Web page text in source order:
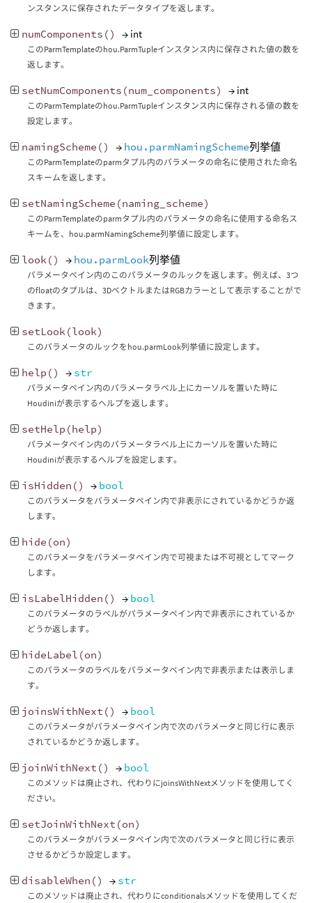
ンスタンスに保存されたデータタイプを返します。
numComponents () → int
このParmTemplateのhou.ParmTupleインスタンス内に保存された値の数を
返します。
setNumComponents (num_components) → int
このParmTemplateのhou.ParmTupleインスタンス内に保存される値の数を
設定します。
namingScheme () → hou.parmNamingScheme列挙値
このParmTemplateのparmタプル内のパラメータの命名に使用された命名
スキームを返します。
setNamingScheme (naming_scheme)
このParmTemplateのparmタプル内のパラメータの命名に使用する命名ス
キームを、hou.parmNamingScheme列挙値に設定します。
look() → hou.parmLook列挙値
パラメータペイン内のこのパラメータのルックを返します。例えば、3つ
のfloatのタプルは、3DベクトルまたはRGBカラーとして表示することがで
きます。
setLook(look)
このパラメータのルックをhou.parmLook列挙値に設定します。
help () → str
パラメータペイン内のパラメータラベル上にカーソルを置いた時に
Houdiniが表示するヘルプを返します。
setHelp (help)
パラメータペイン内のパラメータラベル上にカーソルを置いた時に
Houdiniが表示するヘルプを設定します。
isHidden () → bool
このパラメータをパラメータペイン内で非表示にされているかどうか返
します。
hide (on)
このパラメータをパラメータペイン内で可視または不可視としてマーク
します。
isLabelHidden () → bool
このパラメータのラベルがパラメータペイン内で非表示にされているか
どうか返します。
hideLabel (on)
このパラメータのラベルをパラメータペイン内で非表示または表示しま
す。
joinsWithNext () → bool
このパラメータがパラメータペイン内で次のパラメータと同じ行に表示
されているかどうか返します。
joinWithNext () → bool
このメソッドは廃止され、代わりにjoinsWithNextメソッドを使用してく
ださい。
setJoinWithNext (on)
このパラメータがパラメータペイン内で次のパラメータと同じ行に表示
させるかどうか設定します。
disableWhen () → str
このメソッドは廃止され、代わりにconditionalsメソッドを使用してくだ